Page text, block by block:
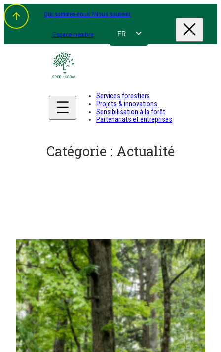
Aller
au
contenu
Qui sommes-nous ?Nous soutenir
Espace membre FR
DE
Services forestiers
Projets & innovations
Sensibilisation à la forêt
Partenariats et entreprises
Catégorie : Actualité